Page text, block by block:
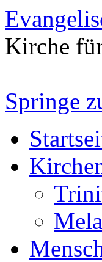
Kirche
Springe